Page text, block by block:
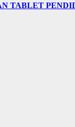
TABLET